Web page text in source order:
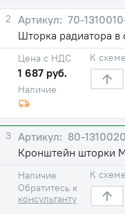
2
70-
Шторка радиатора в
Наличие
Цена с НДС
1 687 руб.
К схеме
3
80-1310020
Кронштейн шторки
Наличие
Обратитесь к
консультанту
К схеме